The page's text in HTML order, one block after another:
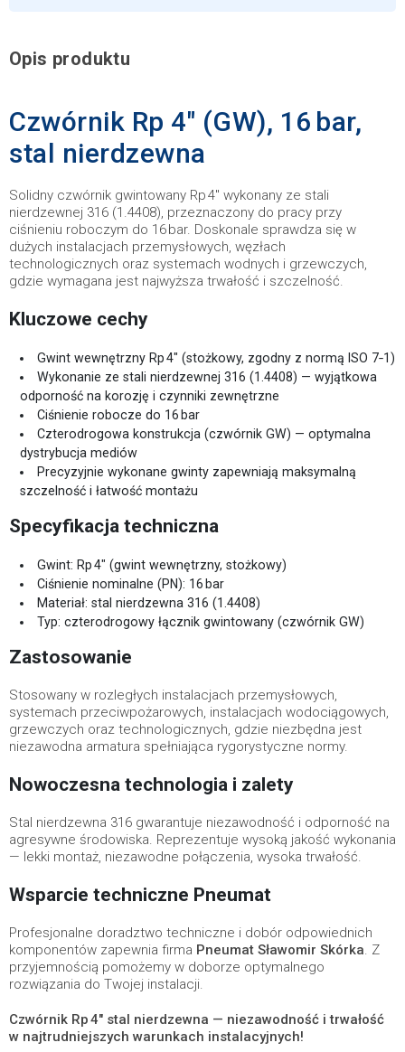
Opis produktu
Czwórnik Rp 4" (GW), 16 bar,
stal nierdzewna
Solidny czwórnik gwintowany Rp 4" wykonany ze stali
nierdzewnej 316 (1.4408), przeznaczony do pracy przy
ciśnieniu roboczym do 16 bar. Doskonale sprawdza się w
dużych instalacjach przemysłowych, węzłach
technologicznych oraz systemach wodnych i grzewczych,
gdzie wymagana jest najwyższa trwałość i szczelność.
Kluczowe cechy
Gwint wewnętrzny Rp 4" (stożkowy, zgodny z normą ISO 7‑1)
Wykonanie ze stali nierdzewnej 316 (1.4408) — wyjątkowa
odporność na korozję i czynniki zewnętrzne
Ciśnienie robocze do 16 bar
Czterodrogowa konstrukcja (czwórnik GW) — optymalna
dystrybucja mediów
Precyzyjnie wykonane gwinty zapewniają maksymalną
szczelność i łatwość montażu
Specyfikacja techniczna
Gwint: Rp 4" (gwint wewnętrzny, stożkowy)
Ciśnienie nominalne (PN): 16 bar
Materiał: stal nierdzewna 316 (1.4408)
Typ: czterodrogowy łącznik gwintowany (czwórnik GW)
Zastosowanie
Stosowany w rozległych instalacjach przemysłowych,
systemach przeciwpożarowych, instalacjach wodociągowych,
grzewczych oraz technologicznych, gdzie niezbędna jest
niezawodna armatura spełniająca rygorystyczne normy.
Nowoczesna technologia i zalety
Stal nierdzewna 316 gwarantuje niezawodność i odporność na
agresywne środowiska. Reprezentuje wysoką jakość wykonania
— lekki montaż, niezawodne połączenia, wysoka trwałość.
Wsparcie techniczne Pneumat
Profesjonalne doradztwo techniczne i dobór odpowiednich
komponentów zapewnia firma Pneumat Sławomir Skórka. Z
przyjemnością pomożemy w doborze optymalnego
rozwiązania do Twojej instalacji.
Czwórnik Rp 4" stal nierdzewna — niezawodność i trwałość
w najtrudniejszych warunkach instalacyjnych!